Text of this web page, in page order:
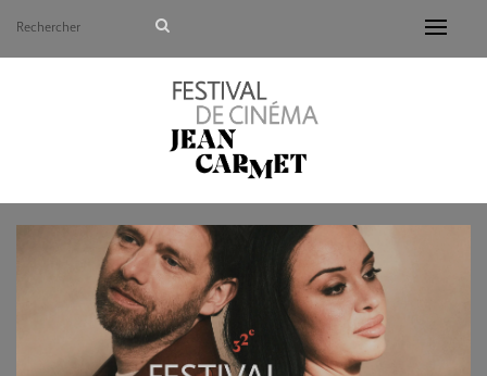
Avant de continuer, contrôlez l'utilisation de vos